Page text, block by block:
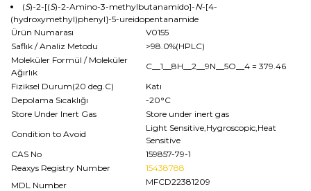
(S)-2-[(S)-2-Amino-3-methylbutanamido]-N-[4-
(hydroxymethyl)phenyl]-5-ureidopentanamide
Ürün Numarası
V0155
Saflık / Analiz Metodu
>98.0%(HPLC)
Moleküler Formül / Moleküler
Ağırlık
C__1__8H__2__9N__5O__4 = 379.46
Fiziksel Durum(20 deg.C)
Katı
Depolama Sıcaklığı
-20°C
Store Under Inert Gas
Store under inert gas
Condition to Avoid
Light Sensitive,Hygroscopic,Heat
Sensitive
CAS No
159857-79-1
Reaxys Registry Number
15438788
MDL Number
MFCD22381209